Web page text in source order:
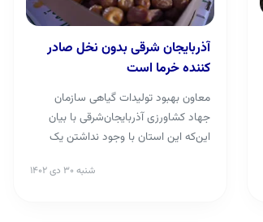
آذربایجان شرقی بدون نخل صادر
کننده خرما است
معاون بهبود تولیدات گیاهی سازمان
جهاد کشاورزی آذربایجان‌شرقی با بیان
این‌که این استان با وجود نداشتن یک
شنبه ۳۰ دی ۱۴۰۲